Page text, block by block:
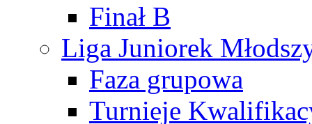
Finał B
Liga Juniorek
Faza grupowa
Turnieje